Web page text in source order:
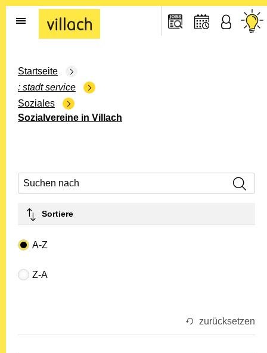
Gehe zur Startseite
Startseite
stadt service
Soziales
Sozialvereine in Villach
Suchen nach
Sortiere
Drop-down- Art
A-Z
Z-A
zurücksetzen